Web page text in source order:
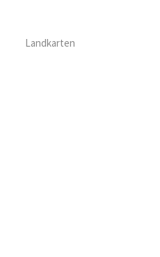
Landkarten